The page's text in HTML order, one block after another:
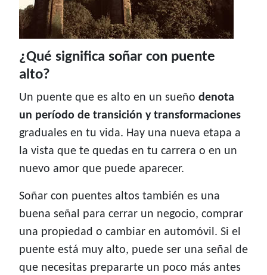
¿Qué significa soñar con puente
alto?
Un puente que es alto en un sueño denota
un período de transición y transformaciones
graduales en tu vida. Hay una nueva etapa a
la vista que te quedas en tu carrera o en un
nuevo amor que puede aparecer.
Soñar con puentes altos también es una
buena señal para cerrar un negocio, comprar
una propiedad o cambiar en automóvil. Si el
puente está muy alto, puede ser una señal de
que necesitas prepararte un poco más antes